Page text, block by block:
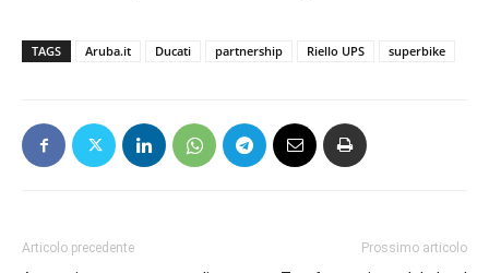
TAGS Aruba.it Ducati partnership Riello UPS superbike
Articolo precedente Prossimo articolo